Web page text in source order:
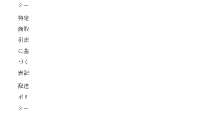
シー
特定
商取
引法
に基
づく
表記
配送
ポリ
シー